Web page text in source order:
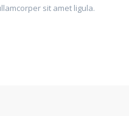
sit amet ligula.